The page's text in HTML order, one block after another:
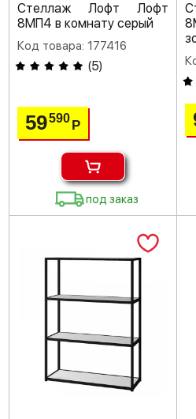
Стеллаж Лофт Лофт
8МП4 в комнату серый
Код товара: 177416
(5)
59590Р
под заказ